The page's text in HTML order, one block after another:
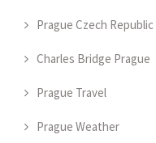
Prague Czech Republic
Charles Bridge Prague
Prague Travel
Prague Weather